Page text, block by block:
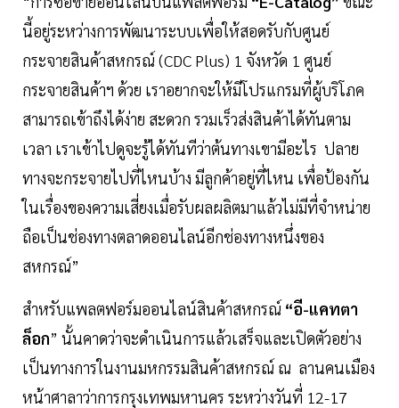
นี้อยู่ระหว่างการพัฒนาระบบเพื่อให้สอดรับกับศูนย์
กระจายสินค้าสหกรณ์ (CDC Plus) 1 จังหวัด 1 ศูนย์
กระจายสินค้าฯ ด้วย เราอยากจะให้มีโปรแกรมที่ผู้บริโภค
สามารถเข้าถึงได้ง่าย สะดวก รวมเร็วส่งสินค้าได้ทันตาม
เวลา เราเข้าไปดูจะรู้ได้ทันทีว่าต้นทางเขามีอะไร ปลาย
ทางจะกระจายไปที่ไหนบ้าง มีลูกค้าอยู่ที่ไหน เพื่อป้องกัน
ในเรื่องของความเสี่ยงเมื่อรับผลผลิตมาแล้วไม่มีที่จำหน่าย
ถือเป็นช่องทางตลาดออนไลน์อีกช่องทางหนึ่งของ
สหกรณ์”
สำหรับแพลตฟอร์มออนไลน์สินค้าสหกรณ์ “อี-แคทตา
ล็อก” นั้นคาดว่าจะดำเนินการแล้วเสร็จและเปิดตัวอย่าง
เป็นทางการในงานมหกรรมสินค้าสหกรณ์ ณ ลานคนเมือง
หน้าศาลาว่าการกรุงเทพมหานคร ระหว่างวันที่ 12-17